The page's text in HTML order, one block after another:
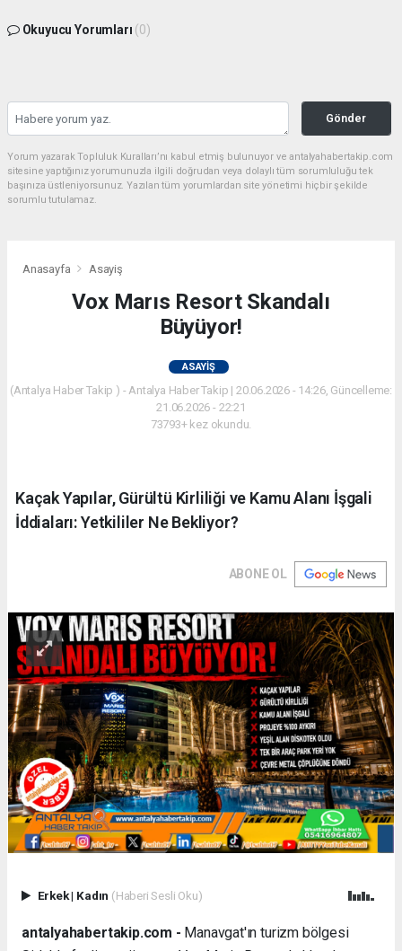
Okuyucu Yorumları (0)
Gönder
Yorum yazarak Topluluk Kuralları’nı kabul etmiş bulunuyor ve antalyahabertakip.com
sitesine yaptığınız yorumunuzla ilgili doğrudan veya dolaylı tüm sorumluluğu tek
başınıza üstleniyorsunuz. Yazılan tüm yorumlardan site yönetimi hiçbir şekilde
sorumlu tutulamaz.
Anasayfa Asayiş
Vox Marıs Resort Skandalı
Büyüyor!
ASAYIŞ
(Antalya Haber Takip ) - Antalya Haber Takip | 20.06.2026 - 14:26, Güncelleme:
21.06.2026 - 22:21
73793+ kez okundu.
Kaçak Yapılar, Gürültü Kirliliği ve Kamu Alanı İşgali
İddiaları: Yetkililer Ne Bekliyor?
ABONE OL
Erkek| Kadın (Haberi Sesli Oku)
antalyahabertakip.com - Manavgat'ın turizm bölgesi